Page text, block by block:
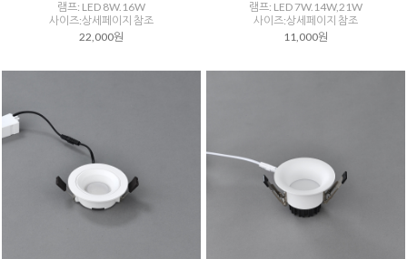
램프: LED 8W.16W
사이즈:상세페이지 참조
22,000원
램프: LED 7W.14W,21W
사이즈:상세페이지 참조
11,000원